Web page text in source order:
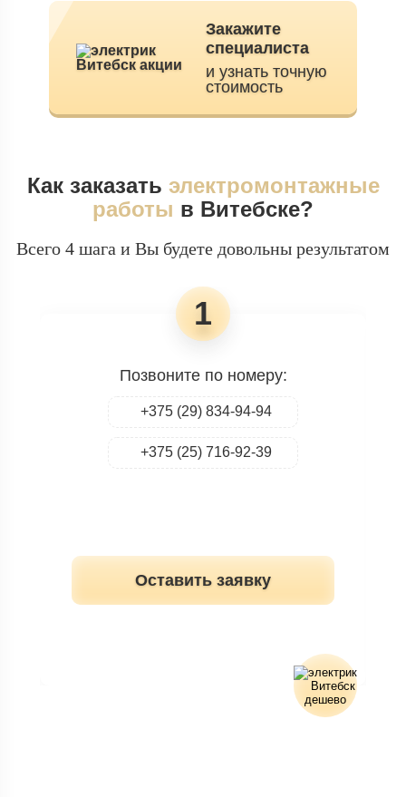
Закажите
специалиста
и узнать точную
стоимость
Как заказать электромонтажные
работы в Витебске?
Всего 4 шага и Вы будете довольны результатом
1
Позвоните по номеру:
+375 (29) 834-94-94
+375 (25) 716-92-39
Оставить заявку